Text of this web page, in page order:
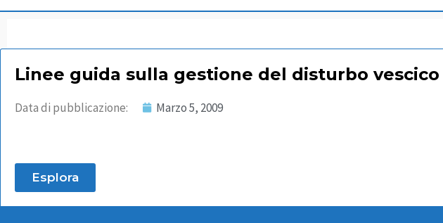
Linee guida sulla gestione del disturbo
Data di pubblicazione:
Esplora
Marzo 5, 2009